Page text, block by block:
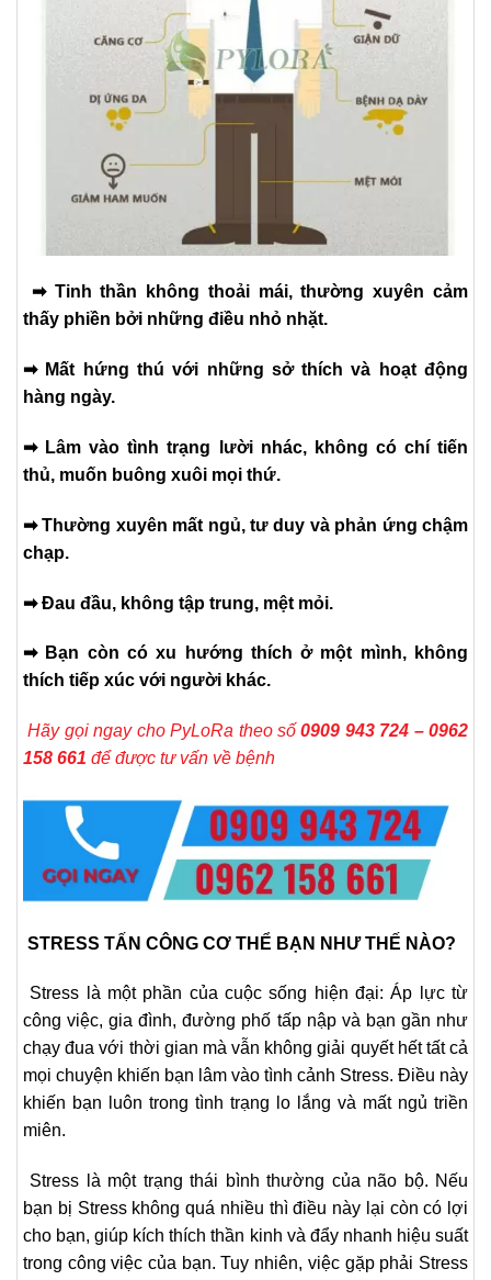
➡ Tinh thần không thoải mái, thường xuyên cảm
thấy phiền bởi những điều nhỏ nhặt.
➡ Mất hứng thú với những sở thích và hoạt động
hàng ngày.
➡ Lâm vào tình trạng lười nhác, không có chí tiến
thủ, muốn buông xuôi mọi thứ.
➡ Thường xuyên mất ngủ, tư duy và phản ứng chậm
chạp.
➡ Đau đầu, không tập trung, mệt mỏi.
➡ Bạn còn có xu hướng thích ở một mình, không
thích tiếp xúc với người khác.
Hãy gọi ngay cho PyLoRa theo số0909 943 724 – 0962
158 661 để được tư vấn về bệnh
STRESS TẤN CÔNG CƠ THỂ BẠN NHƯ THẾ NÀO?
Stress là một phần của cuộc sống hiện đại: Áp lực từ
công việc, gia đình, đường phố tấp nập và bạn gần như
chạy đua với thời gian mà vẫn không giải quyết hết tất cả
mọi chuyện khiến bạn lâm vào tình cảnh Stress. Điều này
khiến bạn luôn trong tình trạng lo lắng và mất ngủ triền
miên.
Stress là một trạng thái bình thường của não bộ. Nếu
bạn bị Stress không quá nhiều thì điều này lại còn có lợi
cho bạn, giúp kích thích thần kinh và đẩy nhanh hiệu suất
trong công việc của bạn. Tuy nhiên, việc gặp phải Stress